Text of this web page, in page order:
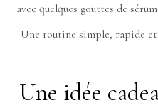
avec quelques gouttes de
Une routine simple, rapide
Une idée